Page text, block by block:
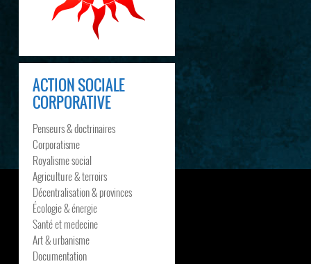
ACTION SOCIALE
CORPORATIVE
Penseurs & doctrinaires
Corporatisme
Royalisme social
Agriculture & terroirs
Décentralisation & provinces
Écologie & énergie
Santé et medecine
Art & urbanisme
Documentation